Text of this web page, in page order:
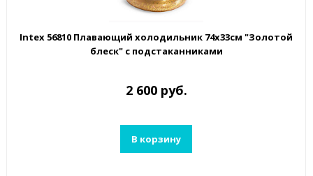
Intex 56810 Плавающий холодильник 74х33см "Золотой
блеск" с подстаканниками
2 600 руб.
В корзину